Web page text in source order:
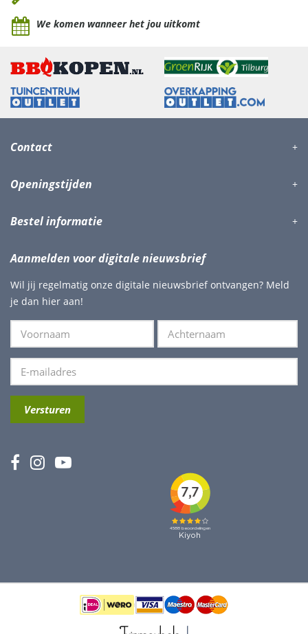
We komen wanneer het jou uitkomt
Contact
Openingstijden
Bestel informatie
Aanmelden voor digitale nieuwsbrief
Wil jij regelmatig onze digitale nieuwsbrief ontvangen? Meld
je dan hier aan!